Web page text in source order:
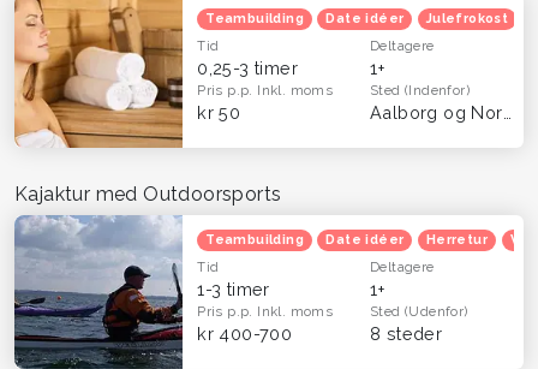
Teambuilding Date idéer Julefrokost
Tid
0,25-3 timer
Deltagere
1+
Pris p.p. Inkl. moms
kr 50
Sted(Indenfor)
Kajaktur med Outdoorsports
Teambuilding Date idéer Herretur
Tid
1-3 timer
Deltagere
1+
Pris p.p. Inkl. moms
kr 400-700
Sted(Udenfor)
8 steder